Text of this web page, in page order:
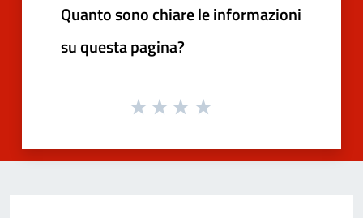
Quanto sono chiare le informazioni
su questa pagina?